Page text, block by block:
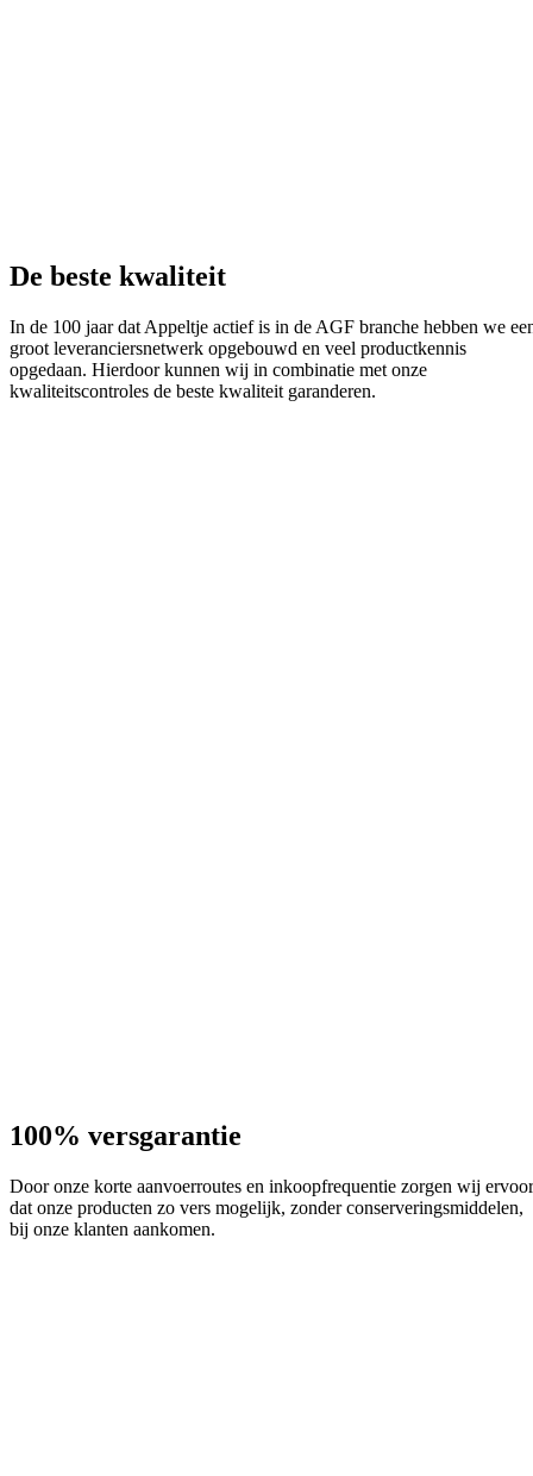
De beste kwaliteit
In de 100 jaar dat Appeltje actief is in de AGF branche hebben we
groot leveranciersnetwerk opgebouwd en veel productkennis
opgedaan. Hierdoor kunnen wij in combinatie met onze
kwaliteitscontroles de beste kwaliteit garanderen.
100% versgarantie
Door onze korte aanvoerroutes en inkoopfrequentie zorgen wij ervoor
dat onze producten zo vers mogelijk, zonder conserveringsmiddelen,
bij onze klanten aankomen.